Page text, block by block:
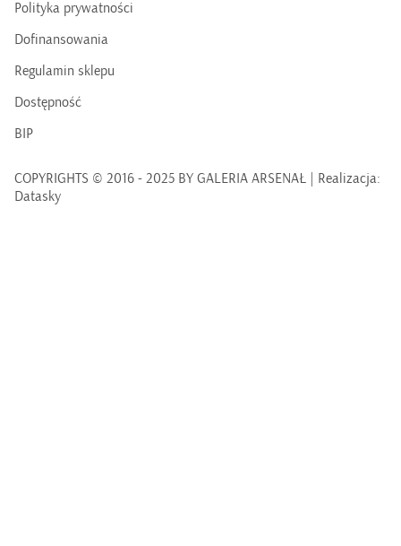
Polityka prywatności
Dofinansowania
Regulamin sklepu
Dostępność
BIP
COPYRIGHTS © 2016 - 2025 BY GALERIA ARSENAŁ | Realizacja:
Datasky